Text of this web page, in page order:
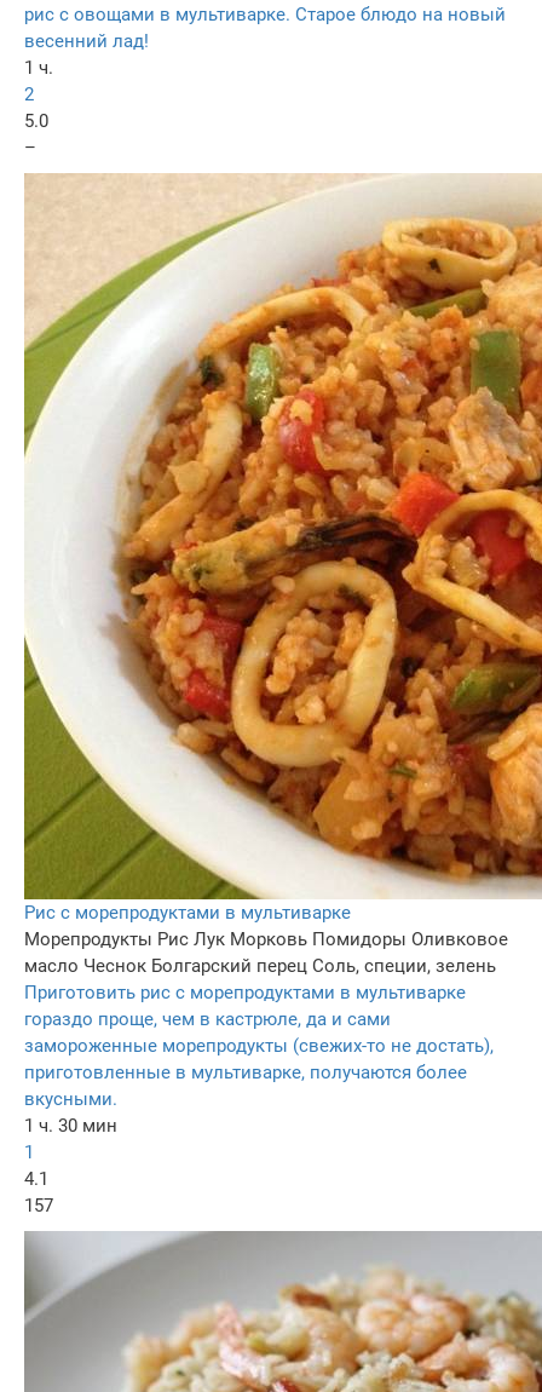
рис с овощами в мультиварке. Старое блюдо на новый
весенний лад!
1 ч.
2
5.0
–
Рис с морепродуктами в мультиварке
Морепродукты Рис Лук Морковь Помидоры Оливковое
масло Чеснок Болгарский перец Соль, специи, зелень
Приготовить рис с морепродуктами в мультиварке
гораздо проще, чем в кастрюле, да и сами
замороженные морепродукты (свежих-то не достать),
приготовленные в мультиварке, получаются более
вкусными.
1 ч. 30 мин
1
4.1
157